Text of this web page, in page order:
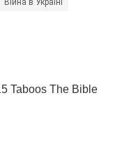
Війна в Україні